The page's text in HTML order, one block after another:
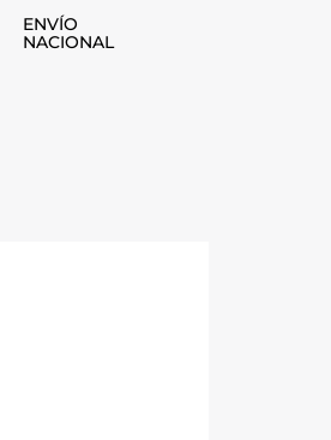
ENVÍO
NACIONAL